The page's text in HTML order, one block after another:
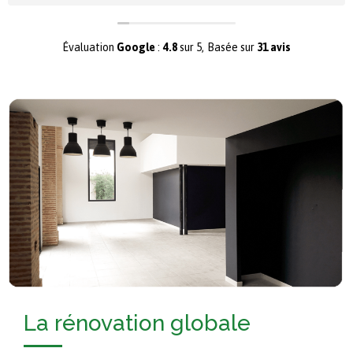
Évaluation Google: 4.8sur 5, Basée sur 31 avis
La rénovation globale